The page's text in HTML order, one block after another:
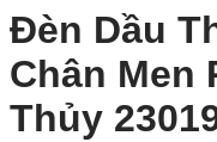
Đèn Dầu
Chân Men
Thủy